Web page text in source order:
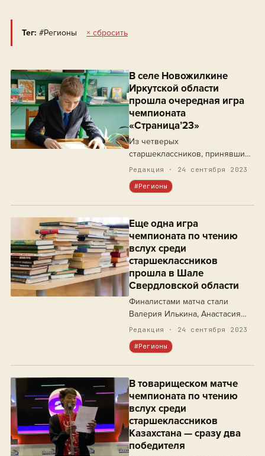
Тег: #Регионы × сбросить
В селе Новожилкине
Иркутской области
прошла очередная игра
чемпионата
«Страница’23»
Из четверых
старшеклассников, принявших
участие в отборочном туре,
особенно отличился Юрий
Округин.
Редакция · 24 сентября 2023
#Регионы
Еще одна игра
чемпионата по чтению
вслух среди
старшеклассников
прошла в Шале
Свердловской области
Финалистами матча стали
Валерия Илькина, Анастасия
Бачурина и Елизавета
Неволина.
Редакция · 24 сентября 2023
#Регионы
В товарищеском матче
чемпионата по чтению
вслух среди
старшеклассников
Казахстана — сразу два
победителя